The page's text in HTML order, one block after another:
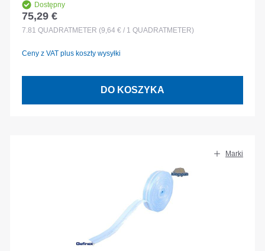
Dostępny
Cena regularna:
75,29 €
7.81 QUADRATMETER (9,64 € / 1 QUADRATMETER)
Ceny z VAT plus koszty wysyłki
DO KOSZYKA
Marki